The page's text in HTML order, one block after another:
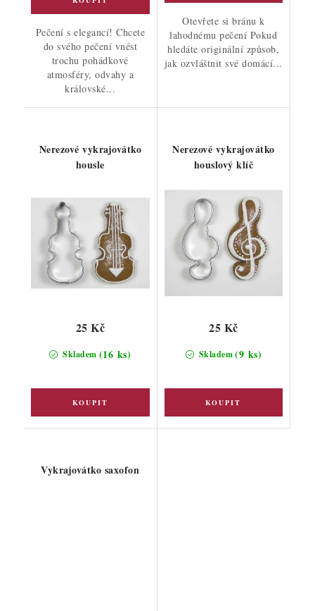
Pečení s elegancí! Chcete
do svého pečení vnést
trochu pohádkové
atmosféry, odvahy a
královské...
Otevřete si bránu k
lahodnému pečení Pokud
hledáte originální způsob,
jak ozvláštnit své domácí...
Nerezové vykrajovátko
housle
Skladem (16 ks)
25 Kč
Nerezové vykrajovátko
houslový klíč
Skladem(9 ks)
25 Kč
Vykrajovátko saxofon